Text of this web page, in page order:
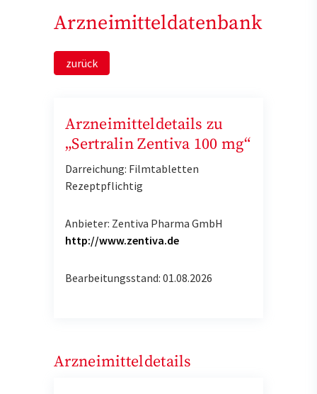
Arzneimitteldatenbank
zurück
Arzneimitteldetails zu
„Sertralin Zentiva 100 mg“
Darreichung: Filmtabletten
Rezeptpflichtig
Anbieter: Zentiva Pharma GmbH
http://www.zentiva.de
Bearbeitungsstand: 01.08.2026
Arzneimitteldetails